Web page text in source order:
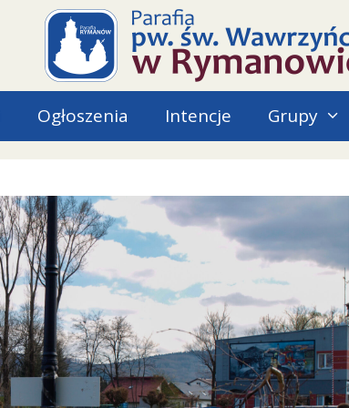
Ogłoszenia Intencje Grupy